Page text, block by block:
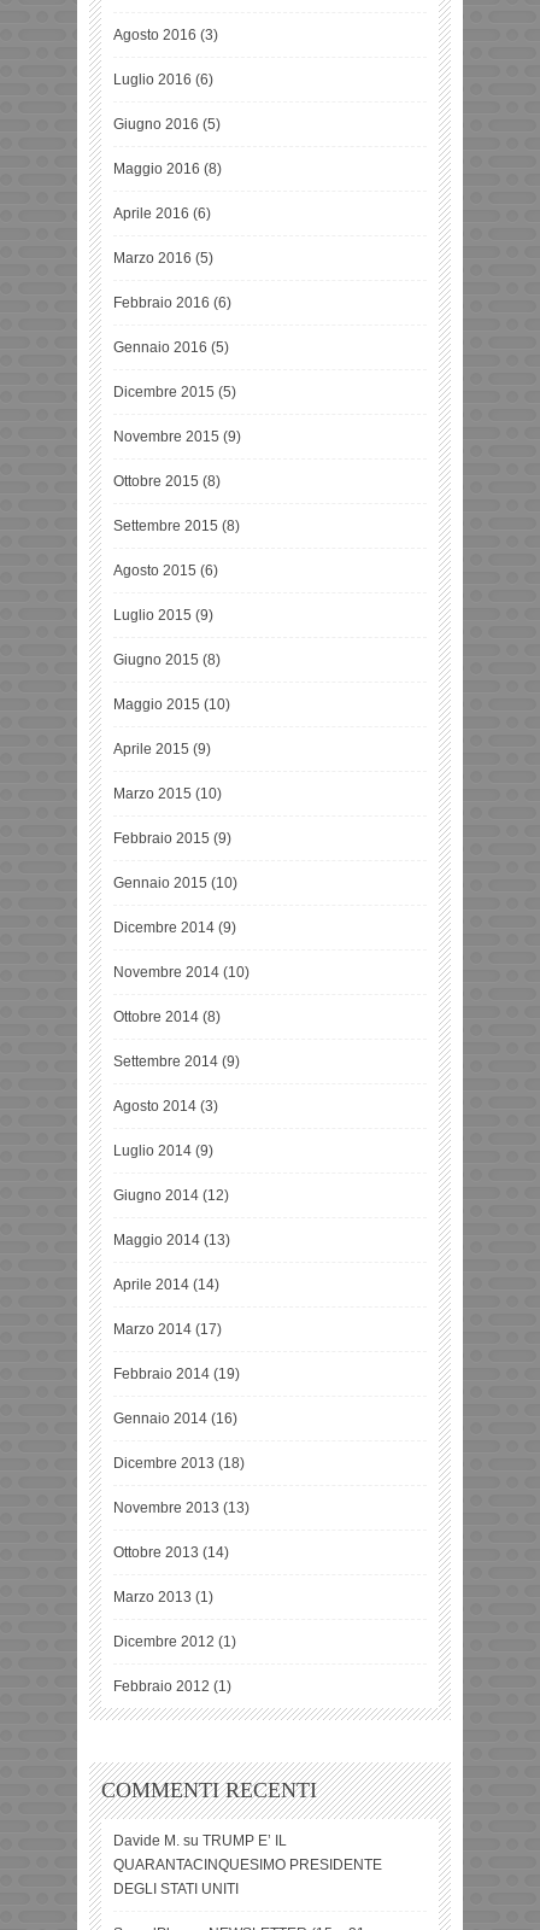
Agosto 2016 (3)
Luglio 2016 (6)
Giugno 2016 (5)
Maggio 2016 (8)
Aprile 2016 (6)
Marzo 2016 (5)
Febbraio 2016 (6)
Gennaio 2016 (5)
Dicembre 2015 (5)
Novembre 2015 (9)
Ottobre 2015 (8)
Settembre 2015 (8)
Agosto 2015 (6)
Luglio 2015 (9)
Giugno 2015 (8)
Maggio 2015 (10)
Aprile 2015 (9)
Marzo 2015 (10)
Febbraio 2015 (9)
Gennaio 2015 (10)
Dicembre 2014 (9)
Novembre 2014 (10)
Ottobre 2014 (8)
Settembre 2014 (9)
Agosto 2014 (3)
Luglio 2014 (9)
Giugno 2014 (12)
Maggio 2014 (13)
Aprile 2014 (14)
Marzo 2014 (17)
Febbraio 2014 (19)
Gennaio 2014 (16)
Dicembre 2013 (18)
Novembre 2013 (13)
Ottobre 2013 (14)
Marzo 2013 (1)
Dicembre 2012 (1)
Febbraio 2012 (1)
COMMENTI RECENTI
Davide M. su TRUMP E’ IL
QUARANTACINQUESIMO PRESIDENTE
DEGLI STATI UNITI